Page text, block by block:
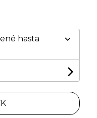
hasta